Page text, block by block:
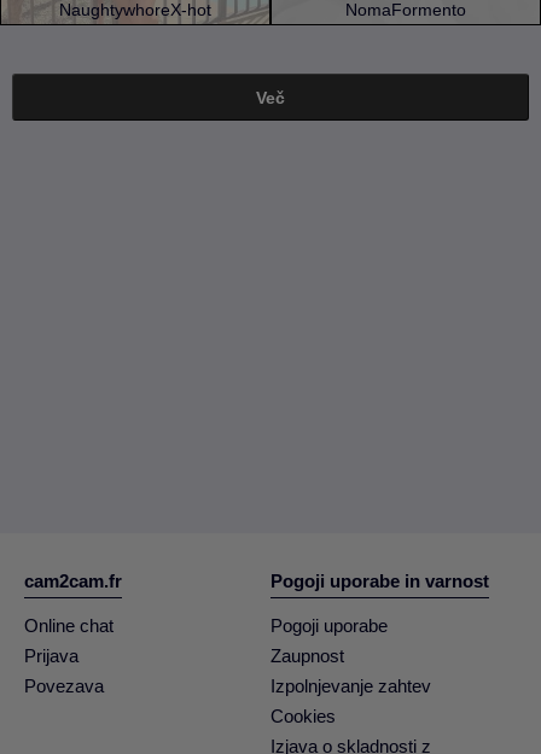
NaughtywhoreX-hot NomaFormento
Več
cam2cam.fr
Online chat
Prijava
Povezava
Pogoji uporabe in varnost
Pogoji uporabe
Zaupnost
Izpolnjevanje zahtev
Cookies
Izjava o skladnosti z